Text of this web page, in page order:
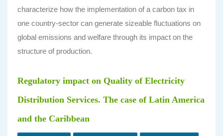
characterize how the implementation of a carbon tax in
one country-sector can generate sizeable fluctuations on
global emissions and welfare through its impact on the
structure of production.
Regulatory impact on Quality of Electricity
Distribution Services. The case of Latin America
and the Caribbean